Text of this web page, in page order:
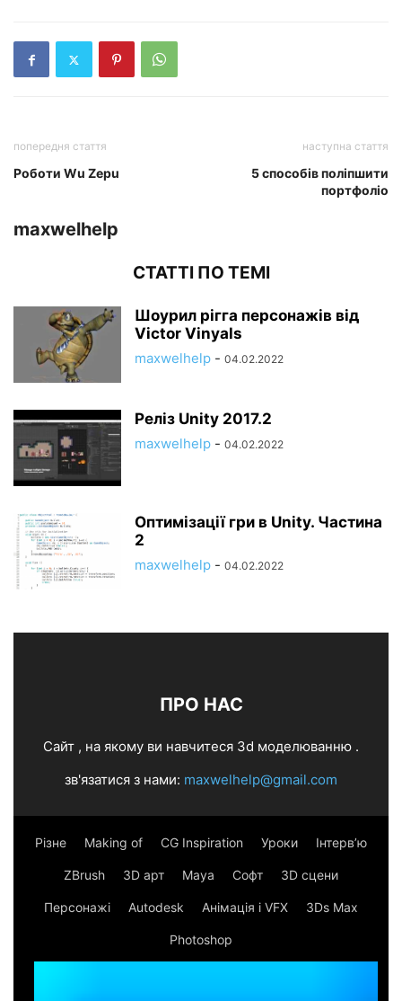
попередня стаття
Роботи Wu Zepu
наступна стаття
5 способів поліпшити
портфоліо
maxwelhelp
СТАТТІ ПО ТЕМІ
Шоурил рігга персонажів від
Victor Vinyals
maxwelhelp - 04.02.2022
Реліз Unity 2017.2
maxwelhelp - 04.02.2022
Оптимізації гри в Unity. Частина
2
maxwelhelp - 04.02.2022
ПРО НАС
Cайт , на якому ви навчитеся 3d моделюванню .
зв'язатися з нами: maxwelhelp@gmail.com
Різне Making of CG Inspiration Уроки Інтерв’ю
ZBrush 3D арт Maya Софт 3D сцени
Персонажі Autodesk Анімація і VFX 3Ds Max
Photoshop